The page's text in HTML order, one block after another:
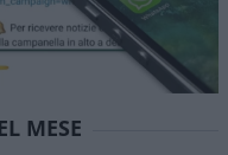
MESE